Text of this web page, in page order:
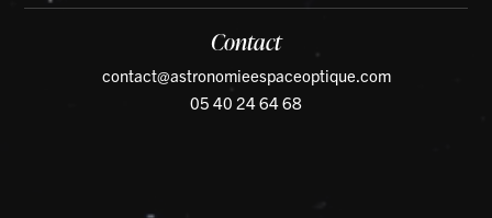
Contact
contact@astronomieespaceoptique.com
05 40 24 64 68